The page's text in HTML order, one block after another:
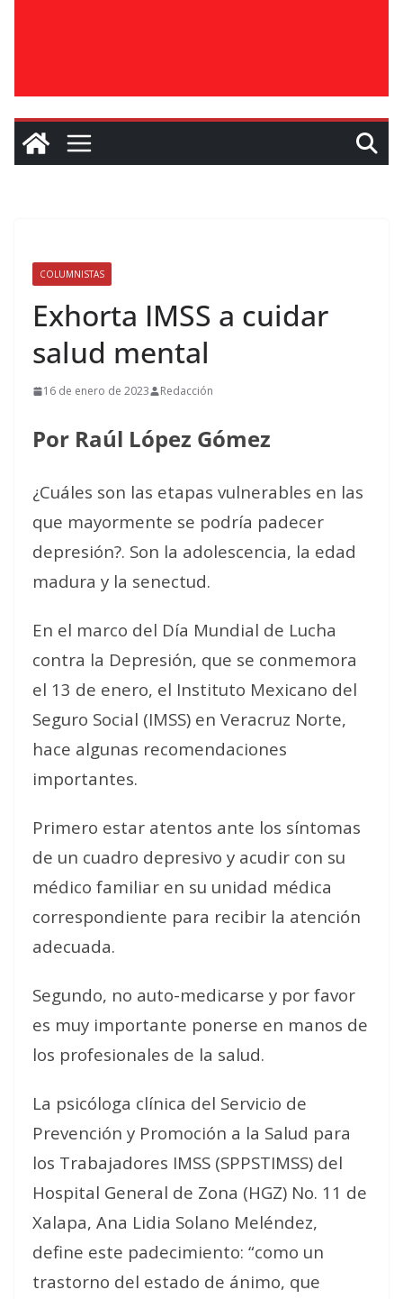
COLUMNISTAS
Exhorta IMSS a cuidar
salud mental
16 de enero de 2023 Redacción
Por Raúl López Gómez
¿Cuáles son las etapas vulnerables en las
que mayormente se podría padecer
depresión?. Son la adolescencia, la edad
madura y la senectud.
En el marco del Día Mundial de Lucha
contra la Depresión, que se conmemora
el 13 de enero, el Instituto Mexicano del
Seguro Social (IMSS) en Veracruz Norte,
hace algunas recomendaciones
importantes.
Primero estar atentos ante los síntomas
de un cuadro depresivo y acudir con su
médico familiar en su unidad médica
correspondiente para recibir la atención
adecuada.
Segundo, no auto-medicarse y por favor
es muy importante ponerse en manos de
los profesionales de la salud.
La psicóloga clínica del Servicio de
Prevención y Promoción a la Salud para
los Trabajadores IMSS (SPPSTIMSS) del
Hospital General de Zona (HGZ) No. 11 de
Xalapa, Ana Lidia Solano Meléndez,
define este padecimiento: “como un
trastorno del estado de ánimo, que